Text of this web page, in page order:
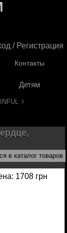
/ Регистрация
Контакты
Детям
›
в каталог товаров